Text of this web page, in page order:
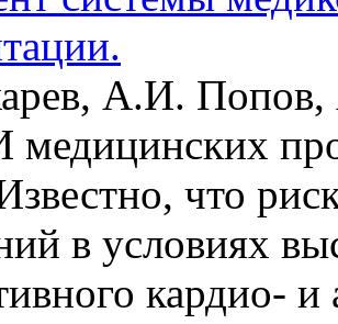
А.И. Попов,
что
в условиях
кардио-